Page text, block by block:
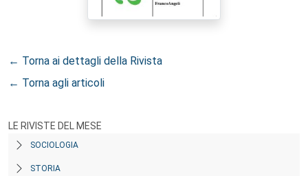
← Torna ai dettagli della Rivista
← Torna agli articoli
LE RIVISTE DEL MESE
SOCIOLOGIA
STORIA